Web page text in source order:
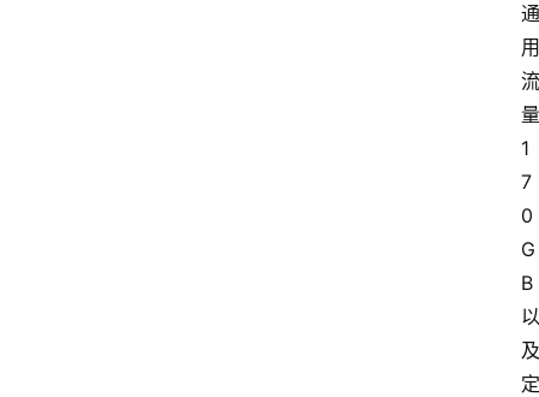
通
用
流
量
1
7
0
G
B
以
及
定